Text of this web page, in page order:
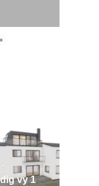
vy 1